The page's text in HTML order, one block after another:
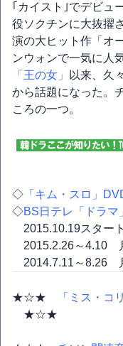
｢カイスト｣でデビュ
役ソクチンに大抜擢
演の大ヒット作「オ
ンウォンで一気に人
「王の女」
以来、久
から話題になった。
ころの一つ。
◇ 「キム・スロ」
◇BS日テレ「ドラマ
2015.10.19スター
2015.2.26～4.10
2014.7.11～8.26
★☆★
「ミス・コ
★☆★